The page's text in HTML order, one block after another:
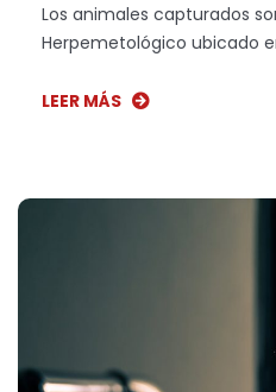
Los animales capturados
Herpemetológico ubicado
LEER MÁS